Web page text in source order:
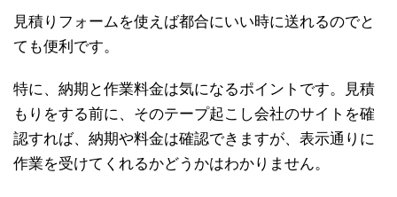
見積りフォームを使えば都合にいい時に送れるのでと
ても便利です。
特に、納期と作業料金は気になるポイントです。見積
もりをする前に、そのテープ起こし会社のサイトを確
認すれば、納期や料金は確認できますが、表示通りに
作業を受けてくれるかどうかはわかりません。